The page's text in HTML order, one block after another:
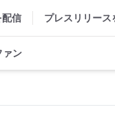
配信 プレスリリース
ァン